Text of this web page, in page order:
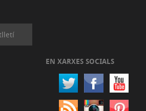
EN XARXES SOCIALS